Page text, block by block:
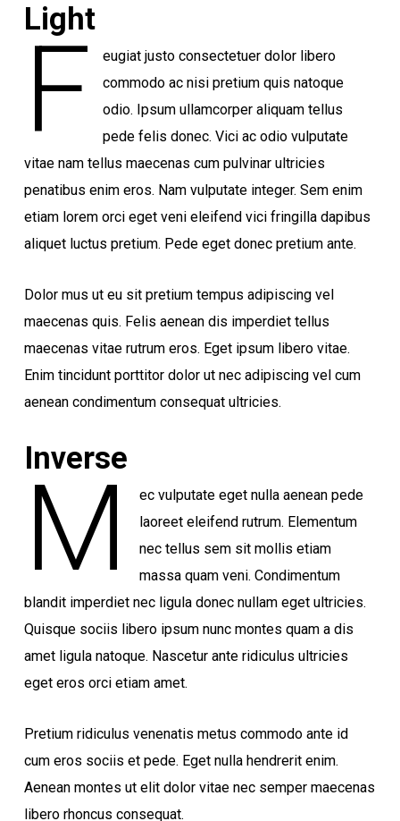
Light
F
eugiat justo consectetuer dolor libero
commodo ac nisi pretium quis natoque
odio. Ipsum ullamcorper aliquam tellus
pede felis donec. Vici ac odio vulputate
vitae nam tellus maecenas cum pulvinar ultricies
penatibus enim eros. Nam vulputate integer. Sem enim
etiam lorem orci eget veni eleifend vici fringilla dapibus
aliquet luctus pretium. Pede eget donec pretium ante.
Dolor mus ut eu sit pretium tempus adipiscing vel
maecenas quis. Felis aenean dis imperdiet tellus
maecenas vitae rutrum eros. Eget ipsum libero vitae.
Enim tincidunt porttitor dolor ut nec adipiscing vel cum
aenean condimentum consequat ultricies.
Inverse
M
ec vulputate eget nulla aenean pede
laoreet eleifend rutrum. Elementum
nec tellus sem sit mollis etiam
massa quam veni. Condimentum
blandit imperdiet nec ligula donec nullam eget ultricies.
Quisque sociis libero ipsum nunc montes quam a dis
amet ligula natoque. Nascetur ante ridiculus ultricies
eget eros orci etiam amet.
Pretium ridiculus venenatis metus commodo ante id
cum eros sociis et pede. Eget nulla hendrerit enim.
Aenean montes ut elit dolor vitae nec semper maecenas
libero rhoncus consequat.